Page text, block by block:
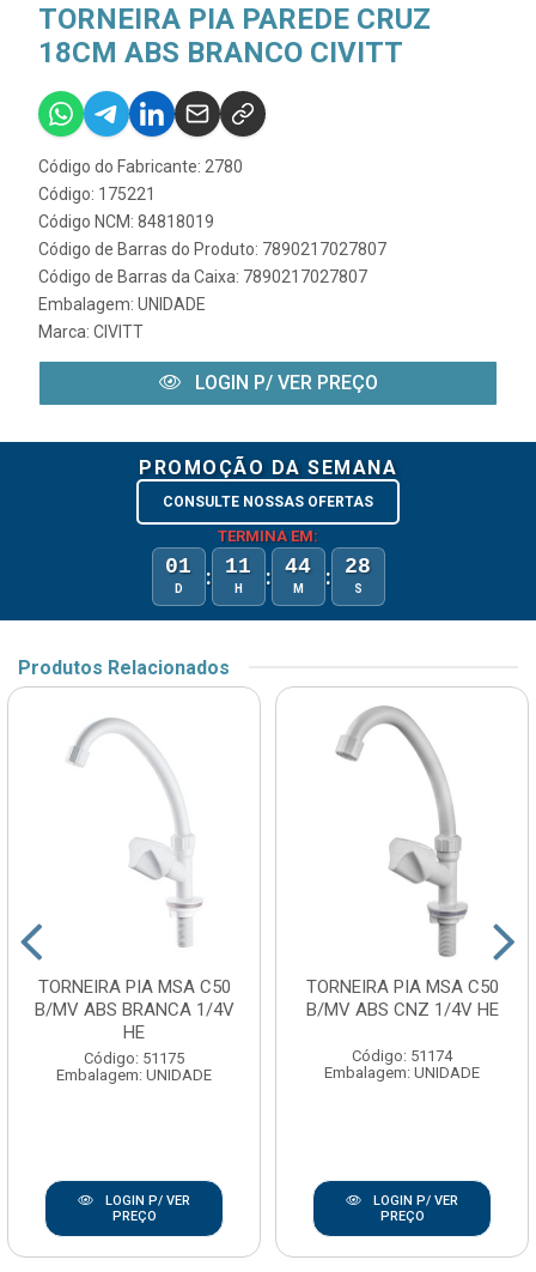
TORNEIRA PIA PAREDE CRUZ
18CM ABS BRANCO CIVITT
Código do Fabricante: 2780
Código: 175221
Código NCM: 84818019
Código de Barras do Produto: 7890217027807
Código de Barras da Caixa: 7890217027807
Embalagem: UNIDADE
Marca: CIVITT
LOGIN P/ VER PREÇO
PROMOÇÃO DA SEMANA
CONSULTE NOSSAS OFERTAS
TERMINA EM:
01
D : 11
H : 44
M : 28
S
Produtos Relacionados
TORNEIRA PIA MSA C50
B/MV ABS BRANCA 1/4V
HE
Código: 51175
Embalagem: UNIDADE
LOGIN P/ VER
PREÇO
TORNEIRA PIA MSA C50
B/MV ABS CNZ 1/4V HE
Código: 51174
Embalagem: UNIDADE
LOGIN P/ VER
PREÇO